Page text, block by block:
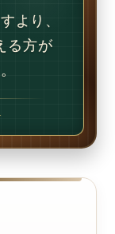
ます。
で
です。